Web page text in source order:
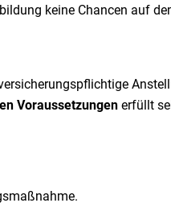
keine Chancen auf
Voraussetzungen erfüllt